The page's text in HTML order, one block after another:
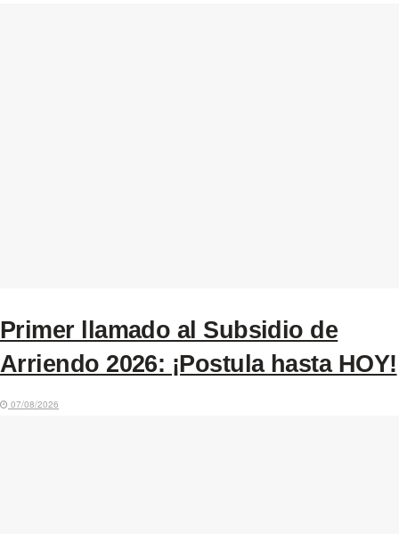
Primer llamado al Subsidio de
Arriendo 2026: ¡Postula hasta HOY!
07/08/2026